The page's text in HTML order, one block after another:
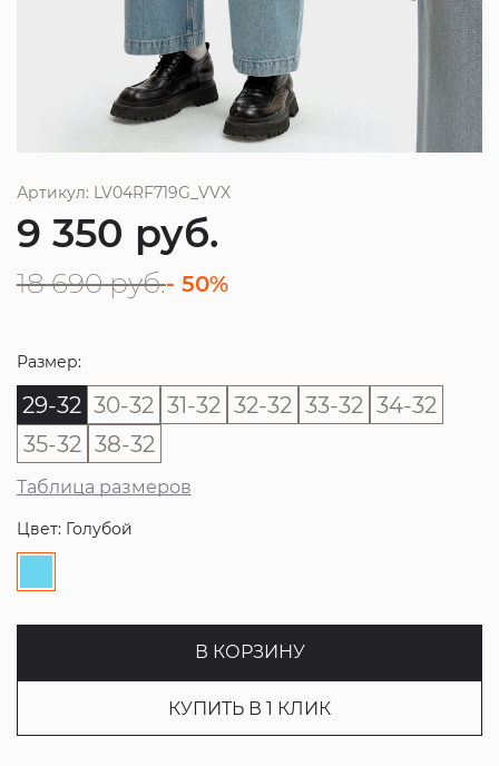
Артикул: LV04RF719G_VVX
9 350 руб.
18 690 руб.- 50%
Размер:
29-32 30-32 31-32 32-32 33-32 34-32
35-32 38-32
Таблица размеров
Цвет: Голубой
В КОРЗИНУ
КУПИТЬ В 1 КЛИК